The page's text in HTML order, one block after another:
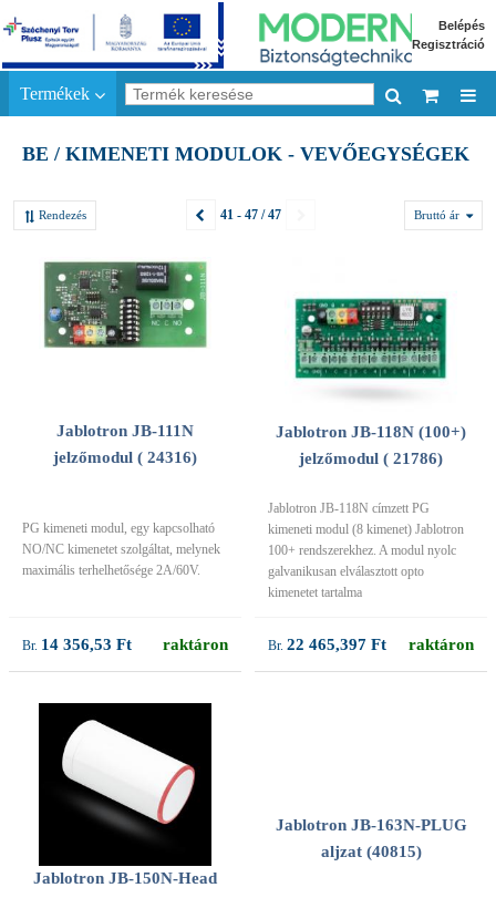
Belépés
Regisztráció
Termékek
BE / KIMENETI MODULOK - VEVŐEGYSÉGEK
Rendezés 41 - 47 / 47 Bruttó ár
Jablotron JB-111N
jelzőmodul ( 24316)
PG kimeneti modul, egy kapcsolható
NO/NC kimenetet szolgáltat, melynek
maximális terhelhetősége 2A/60V.
14 356,53 Ft raktáron
Jablotron JB-118N (100+)
jelzőmodul ( 21786)
Jablotron JB-118N címzett PG
kimeneti modul (8 kimenet) Jablotron
100+ rendszerekhez. A modul nyolc
galvanikusan elválasztott opto
kimenetet tartalma
22 465,397 Ft raktáron
Jablotron JB-150N-Head
Jablotron JB-163N-PLUG
aljzat (40815)